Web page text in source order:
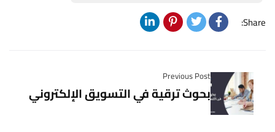
Share:
Previous Post
بحوث ترقية في التسويق الإلكتروني